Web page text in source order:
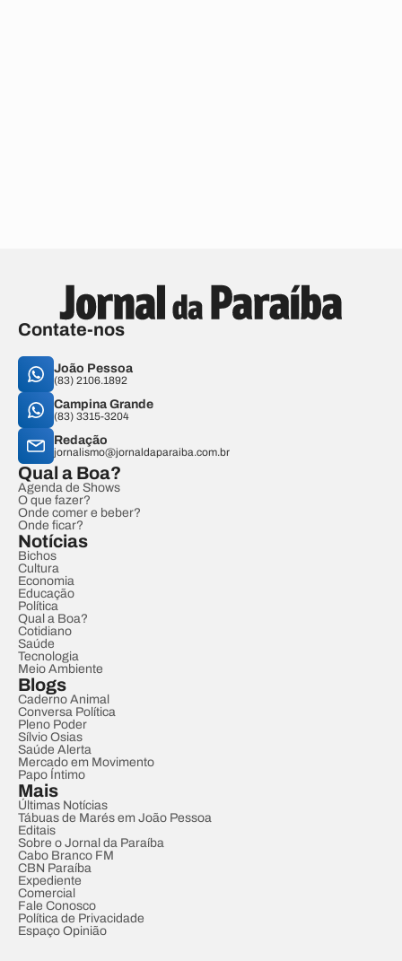
Contate-nos
João Pessoa
(83) 2106.1892
Campina Grande
(83) 3315-3204
Redação
jornalismo@jornaldaparaiba.com.br
Qual a Boa?
Agenda de Shows
O que fazer?
Onde comer e beber?
Onde ficar?
Notícias
Bichos
Cultura
Economia
Educação
Política
Qual a Boa?
Cotidiano
Saúde
Tecnologia
Meio Ambiente
Blogs
Caderno Animal
Conversa Política
Pleno Poder
Sílvio Osias
Saúde Alerta
Mercado em Movimento
Papo Íntimo
Mais
Últimas Notícias
Tábuas de Marés em João Pessoa
Editais
Sobre o Jornal da Paraíba
Cabo Branco FM
CBN Paraíba
Expediente
Comercial
Fale Conosco
Política de Privacidade
Espaço Opinião